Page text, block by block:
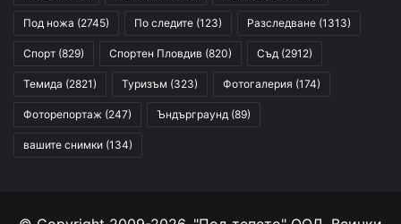
Под ножа (2745) По следите (123) Разследване (1313)
Спорт (829) Спортен Пловдив (820) Съд (2912)
Темида (2821) Туризъм (323) Фотогалерия (174)
Фоторепортаж (247) Ъндърграунд (89)
вашите снимки (134)